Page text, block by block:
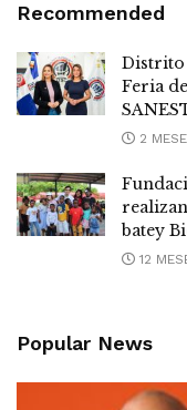
Recommended
Distrito
Feria
2
batey
12
Popular News